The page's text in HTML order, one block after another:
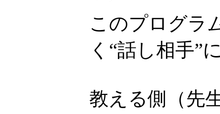
このプログラ
く“話し相手”
教える側（先